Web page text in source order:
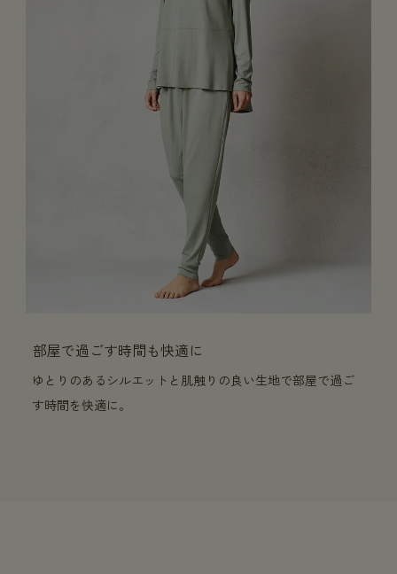
部屋で過ごす時間も快適に
ゆとりのあるシルエットと肌触りの良い生地で部屋で過ご
す時間を快適に。